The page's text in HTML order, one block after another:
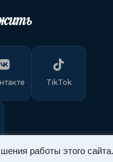
работы этого сайта.
TikTok